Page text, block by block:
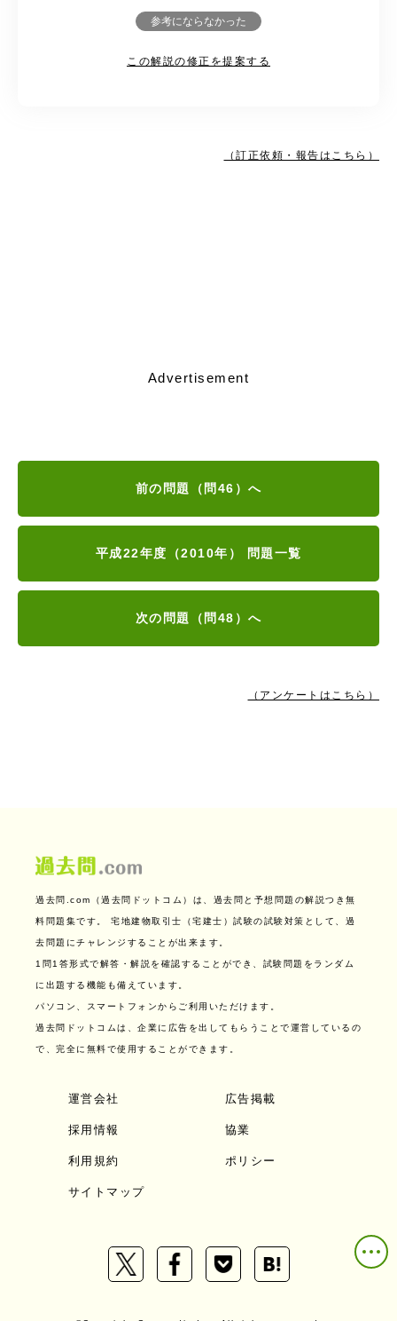
参考にならなかった
この解説の修正を提案する
（訂正依頼・報告はこちら）
Advertisement
前の問題（問46）へ
平成22年度（2010年） 問題一覧
次の問題（問48）へ
（アンケートはこちら）
過去問.com（過去問ドットコム）は、過去問と予想問題の解説つき無
料問題集です。 宅地建物取引士（宅建士）試験の試験対策として、過
去問題にチャレンジすることが出来ます。
1問1答形式で解答・解説を確認することができ、試験問題をランダム
に出題する機能も備えています。
パソコン、スマートフォンからご利用いただけます。
過去問ドットコムは、企業に広告を出してもらうことで運営しているの
で、完全に無料で使用することができます。
運営会社 広告掲載
採用情報 協業
利用規約 ポリシー
サイトマップ